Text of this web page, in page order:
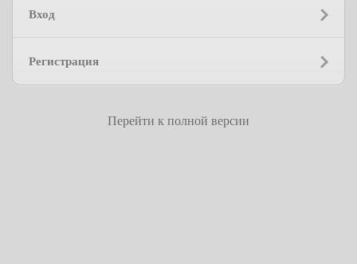
Вход
Регистрация
Перейти к полной версии